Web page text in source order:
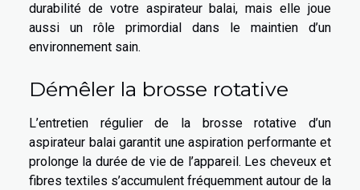
durabilité de votre aspirateur balai, mais elle joue
aussi un rôle primordial dans le maintien d’un
environnement sain.
Démêler la brosse rotative
L’entretien régulier de la brosse rotative d’un
aspirateur balai garantit une aspiration performante et
prolonge la durée de vie de l’appareil. Les cheveux et
fibres textiles s’accumulent fréquemment autour de la